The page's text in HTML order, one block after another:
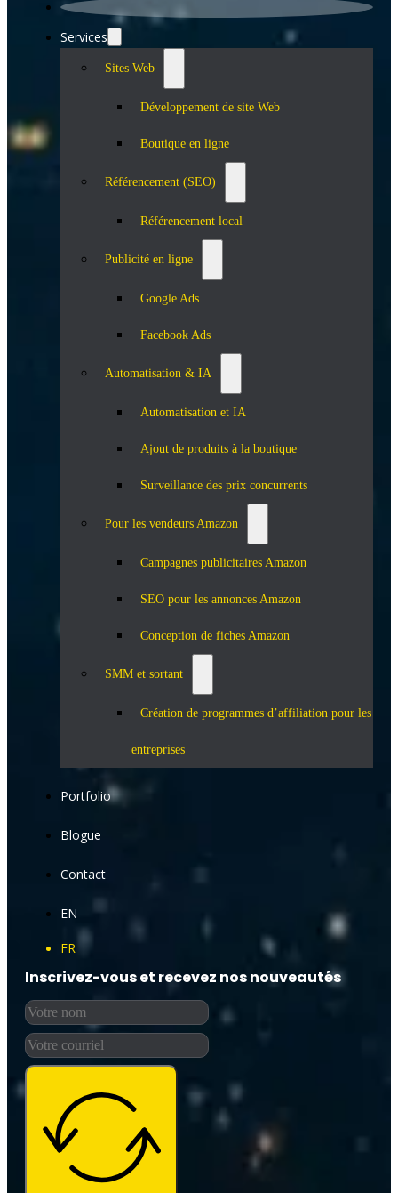
Services
Sites Web
Développement de site Web
Boutique en ligne
Référencement (SEO)
Référencement local
Publicité en ligne
Google Ads
Facebook Ads
Automatisation & IA
Automatisation et IA
Ajout de produits à la boutique
Surveillance des prix concurrents
Pour les vendeurs Amazon
Campagnes publicitaires Amazon
SEO pour les annonces Amazon
Conception de fiches Amazon
SMM et sortant
Création de programmes d’affiliation pour les
entreprises
Portfolio
Blogue
Contact
EN
FR
Inscrivez-vous et recevez nos nouveautés